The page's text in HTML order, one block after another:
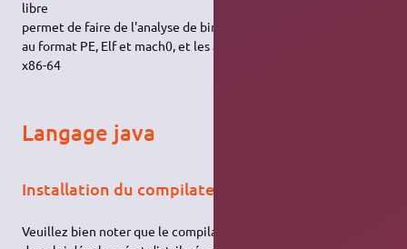
libre
permet de faire de l'analyse de binaire. Il supporte les fichiers
au format PE, Elf et mach0, et les architectures ARM, i386 et
x86-64
Langage java
Installation du compilateur Java GNU gcj
Veuillez bien noter que le compilateur Java